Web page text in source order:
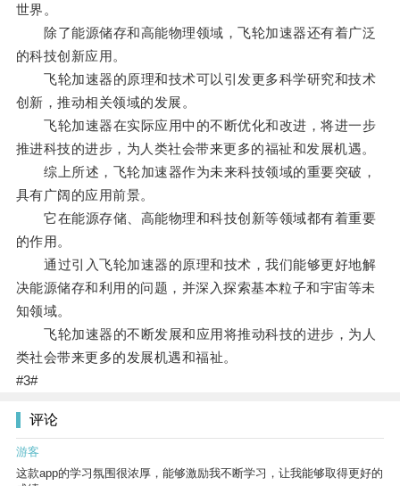
世界。
除了能源储存和高能物理领域，飞轮加速器还有着广泛
的科技创新应用。
飞轮加速器的原理和技术可以引发更多科学研究和技术
创新，推动相关领域的发展。
飞轮加速器在实际应用中的不断优化和改进，将进一步
推进科技的进步，为人类社会带来更多的福祉和发展机遇。
综上所述，飞轮加速器作为未来科技领域的重要突破，
具有广阔的应用前景。
它在能源存储、高能物理和科技创新等领域都有着重要
的作用。
通过引入飞轮加速器的原理和技术，我们能够更好地解
决能源储存和利用的问题，并深入探索基本粒子和宇宙等未
知领域。
飞轮加速器的不断发展和应用将推动科技的进步，为人
类社会带来更多的发展机遇和福祉。
#3#
评论
游客
这款app的学习氛围很浓厚，能够激励我不断学习，让我能够取得更好的